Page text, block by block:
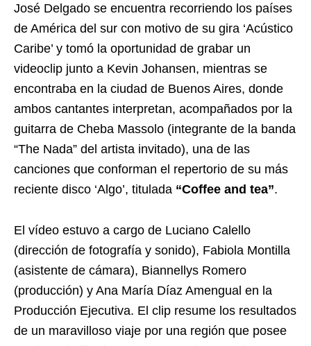
José Delgado se encuentra recorriendo los países
de América del sur con motivo de su gira ‘Acústico
Caribe’ y tomó la oportunidad de grabar un
videoclip junto a Kevin Johansen, mientras se
encontraba en la ciudad de Buenos Aires, donde
ambos cantantes interpretan, acompañados por la
guitarra de Cheba Massolo (integrante de la banda
“The Nada” del artista invitado), una de las
canciones que conforman el repertorio de su más
reciente disco ‘Algo’, titulada “Coffee and tea”.
El vídeo estuvo a cargo de Luciano Calello
(dirección de fotografía y sonido), Fabiola Montilla
(asistente de cámara), Biannellys Romero
(producción) y Ana María Díaz Amengual en la
Producción Ejecutiva. El clip resume los resultados
de un maravilloso viaje por una región que posee